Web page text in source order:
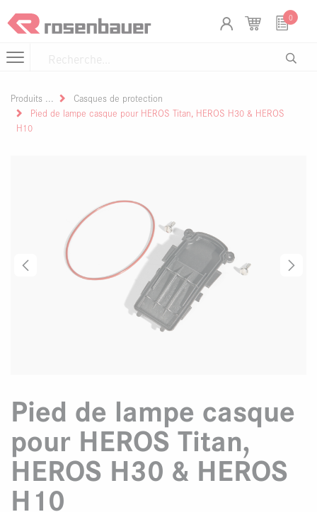
0
Produits
Casques de protection
Pied de lampe casque pour HEROS Titan, HEROS H30 & HEROS
H10
Pied de lampe casque
pour HEROS Titan,
HEROS H30 & HEROS
H10